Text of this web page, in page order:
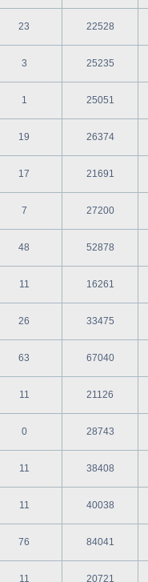
23 22528
3 25235
1 25051
19 26374
17 21691
7 27200
48 52878
11 16261
26 33475
63 67040
11 21126
0 28743
11 38408
11 40038
76 84041
11 20721